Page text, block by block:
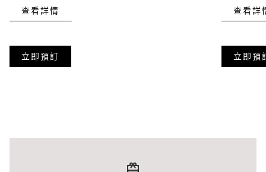
查看詳情
立即預訂
查看詳
立即預